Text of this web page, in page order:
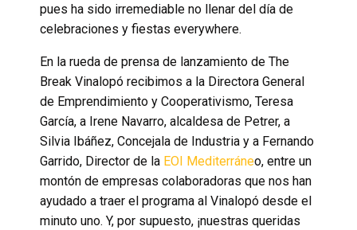
pues ha sido irremediable no llenar del día de
celebraciones y fiestas everywhere.
En la rueda de prensa de lanzamiento de The
Break Vinalopó recibimos a la Directora General
de Emprendimiento y Cooperativismo, Teresa
García, a Irene Navarro, alcaldesa de Petrer, a
Silvia Ibáñez, Concejala de Industria y a Fernando
Garrido, Director de la EOI Mediterráneo, entre un
montón de empresas colaboradoras que nos han
ayudado a traer el programa al Vinalopó desde el
minuto uno. Y, por supuesto, ¡nuestras queridas